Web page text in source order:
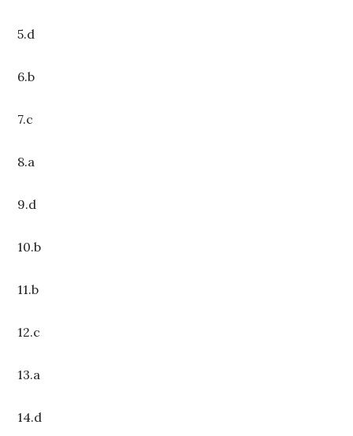
5.d
6.b
7.c
8.a
9.d
10.b
11.b
12.c
13.a
14.d